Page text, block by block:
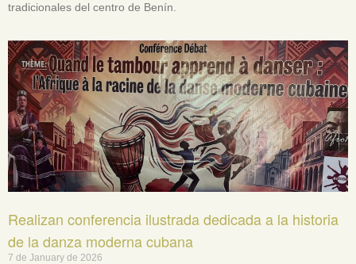
tradicionales del centro de Benín.
Realizan conferencia ilustrada dedicada a la historia
de la danza moderna cubana
7 de January de 2026